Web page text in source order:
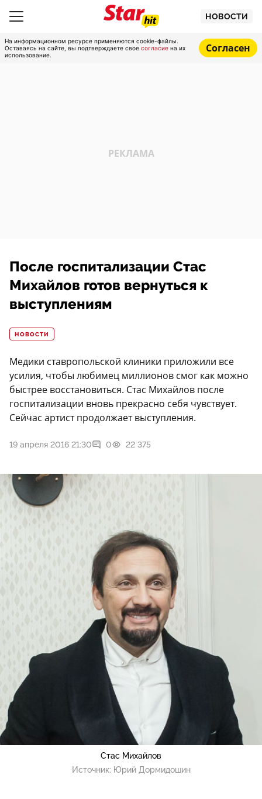
НОВОСТИ
На информационном ресурсе применяются cookie-файлы.
Оставаясь на сайте, вы подтверждаете свое согласие на их
использование.
Согласен
После госпитализации Стас
Михайлов готов вернуться к
выступлениям
НОВОСТИ
Медики ставропольской клиники приложили все
усилия, чтобы любимец миллионов смог как можно
быстрее восстановиться. Стас Михайлов после
госпитализации вновь прекрасно себя чувствует.
Сейчас артист продолжает выступления.
19 апреля 2016 21:30 0 22 375
Стас Михайлов
Источник: Юрий Дормидошин